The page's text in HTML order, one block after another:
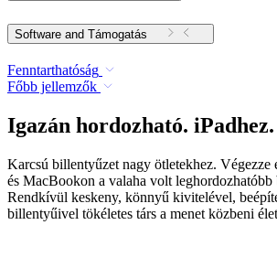
Software and Támogatás
Fenntarthatóság
Főbb jellemzők
Igazán hordozható. iPadhez.
Karcsú billentyűzet nagy ötletekhez. Végezze
és MacBookon a valaha volt
Rendkívül keskeny, könnyű kivitelével,
billentyűivel tökéletes társ a menet közbeni